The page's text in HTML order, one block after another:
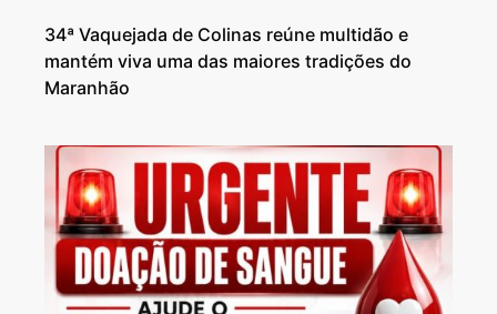
34ª Vaquejada de Colinas reúne multidão e
mantém viva uma das maiores tradições do
Maranhão